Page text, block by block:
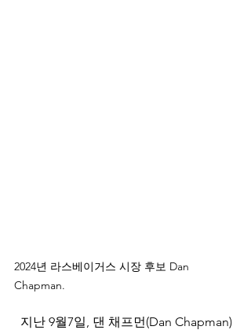
2024년 라스베이거스 시장 후보 Dan
Chapman.
지난 9월7일, 댄 채프먼(Dan Chapman)